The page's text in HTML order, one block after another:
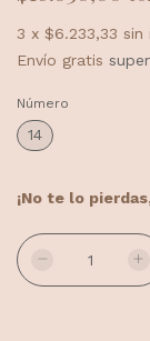
3 x $6.233,33 sin
Envío gratis
Número
14
¡No te lo